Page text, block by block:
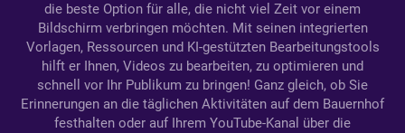
die beste Option für alle, die nicht viel Zeit vor einem
Bildschirm verbringen möchten. Mit seinen integrierten
Vorlagen, Ressourcen und KI-gestützten Bearbeitungstools
hilft er Ihnen, Videos zu bearbeiten, zu optimieren und
schnell vor Ihr Publikum zu bringen! Ganz gleich, ob Sie
Erinnerungen an die täglichen Aktivitäten auf dem Bauernhof
festhalten oder auf Ihrem YouTube-Kanal über die